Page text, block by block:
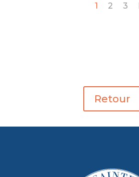
1 2 3
Retour